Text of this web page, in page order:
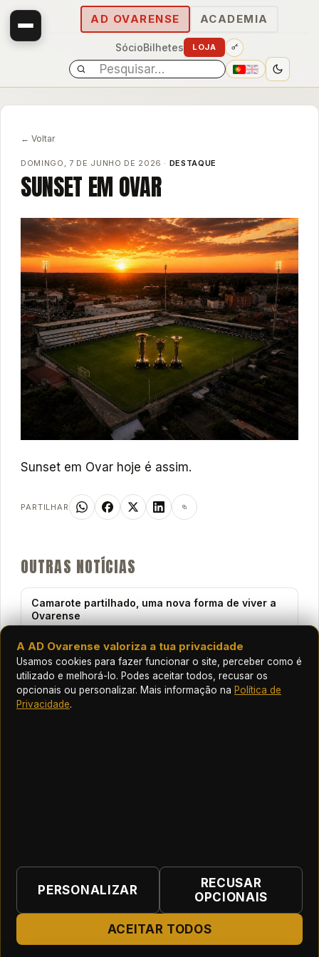
AD OVARENSE ACADEMIA
SócioBilhetes LOJA
← Voltar
DOMINGO, 7 DE JUNHO DE 2026 · DESTAQUE
SUNSET EM OVAR
Sunset em Ovar hoje é assim.
PARTILHAR
OUTRAS NOTÍCIAS
Camarote partilhado, uma nova forma de viver a
Ovarense
Chegou a hora d enos mostramos em casa
3 ago 2026
ASSOCIAÇÃO DESPORTIVA OVARENSE
Início |Contactos Termos e Condições|
Preferências de cookies
1921
A AD Ovarense valoriza a tua privacidade
Usamos cookies para fazer funcionar o site, perceber como é
utilizado e melhorá-lo. Podes aceitar todos, recusar os
opcionais ou personalizar. Mais informação na Política de
Privacidade.
PERSONALIZAR
RECUSAR
OPCIONAIS
ACEITAR TODOS